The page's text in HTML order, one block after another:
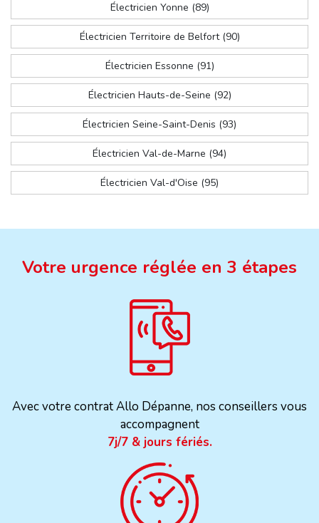
Électricien Yonne (89)
Électricien Territoire de Belfort (90)
Électricien Essonne (91)
Électricien Hauts-de-Seine (92)
Électricien Seine-Saint-Denis (93)
Électricien Val-de-Marne (94)
Électricien Val-d'Oise (95)
Votre urgence réglée en 3 étapes
Avec votre contrat Allo Dépanne, nos conseillers vous
accompagnent
7j/7 & jours fériés.